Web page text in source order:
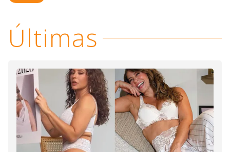
Últimas